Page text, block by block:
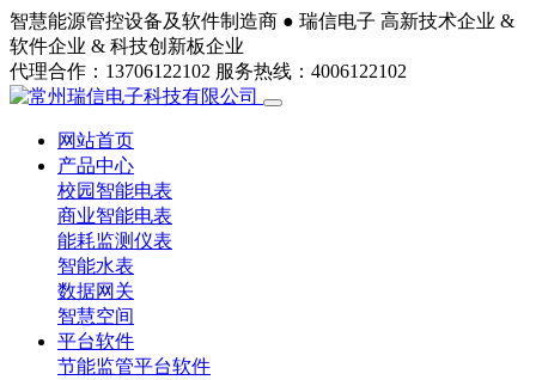
智慧能源管控设备及软件制造商 ● 瑞信电子 高新技术企业 &
软件企业 & 科技创新板企业
代理合作：13706122102 服务热线：4006122102
网站首页
产品中心
校园智能电表
商业智能电表
能耗监测仪表
智能水表
数据网关
智慧空间
平台软件
节能监管平台软件